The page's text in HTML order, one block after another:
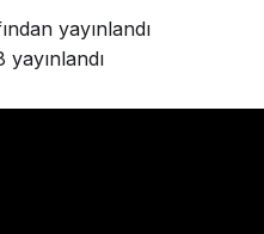
yayınlandı
yayınlandı